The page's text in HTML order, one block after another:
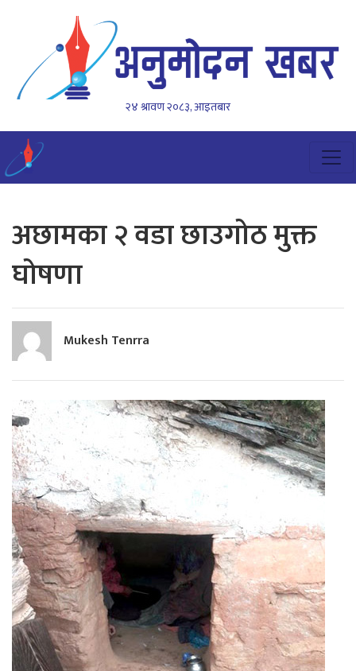
२४ श्रावण २०८३, आइतबार
अछामका २ वडा छाउगोठ मुक्त
घोषणा
Mukesh Tenrra